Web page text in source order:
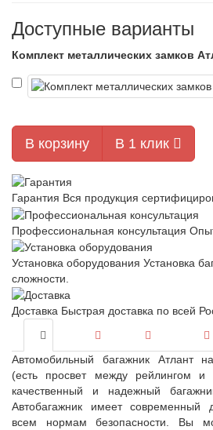
Доступные варианты
Комплект металлических замков
В корзину В 1 клик
Гарантия Вся продукция
Профессиональная консультация
Установка оборудования Установка
сложности.
Доставка Быстрая доставка по всей
Автомобильный багажник Атлант
(есть просвет между рейлингом
качественный и надежный
Автобагажник имеет современный
всем нормам безопасности. Вы